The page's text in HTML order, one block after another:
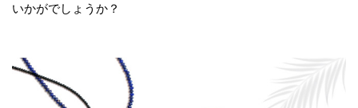
いかがでしょうか？